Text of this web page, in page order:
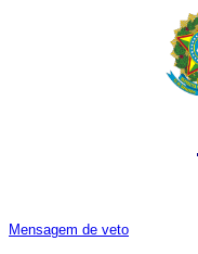
Mensagem de veto